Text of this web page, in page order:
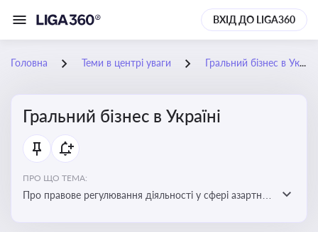
ВХІД ДО LIGA360
Головна Теми в центрі уваги Гральний бізнес в Україні
Гральний бізнес в Україні
ПРО ЩО ТЕМА:
Про правове регулювання діяльності у сфері азартних